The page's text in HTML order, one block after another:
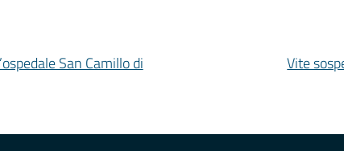
San Camillo di
Vite